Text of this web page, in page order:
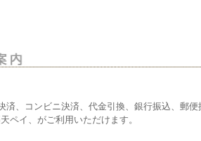
済、コンビニ決済、代金引換、銀行振込、郵便
ペイ、がご利用いただけます。